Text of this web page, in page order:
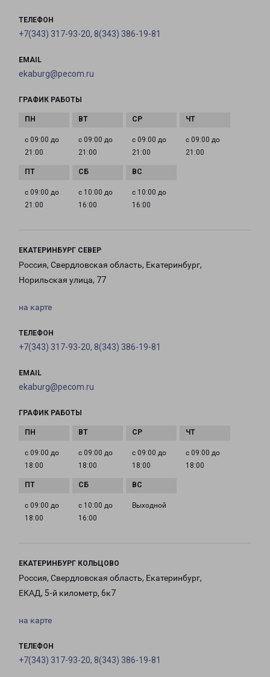
ТЕЛЕФОН
+7(343) 317-93-20, 8(343) 386-19-81
EMAIL
ekaburg@pecom.ru
ГРАФИК РАБОТЫ
с 09:00 до
21:00
с 09:00 до
21:00
с 09:00 до
21:00
с 09:00 до
21:00
с 09:00 до
21:00
с 10:00 до
16:00
с 10:00 до
16:00
ЕКАТЕРИНБУРГ СЕВЕР
Россия, Свердловская область, Екатеринбург,
Норильская улица, 77
на карте
ТЕЛЕФОН
+7(343) 317-93-20, 8(343) 386-19-81
EMAIL
ekaburg@pecom.ru
ГРАФИК РАБОТЫ
с 09:00 до
18:00
с 09:00 до
18:00
с 09:00 до
18:00
с 09:00 до
18:00
с 09:00 до
18:00
с 10:00 до
16:00
Выходной
ЕКАТЕРИНБУРГ КОЛЬЦОВО
Россия, Свердловская область, Екатеринбург,
ЕКАД, 5-й километр, 6к7
на карте
ТЕЛЕФОН
+7(343) 317-93-20, 8(343) 386-19-81